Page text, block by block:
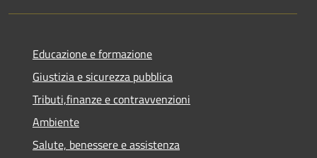
Educazione e formazione
Giustizia e sicurezza pubblica
Tributi,finanze e contravvenzioni
Ambiente
Salute, benessere e assistenza